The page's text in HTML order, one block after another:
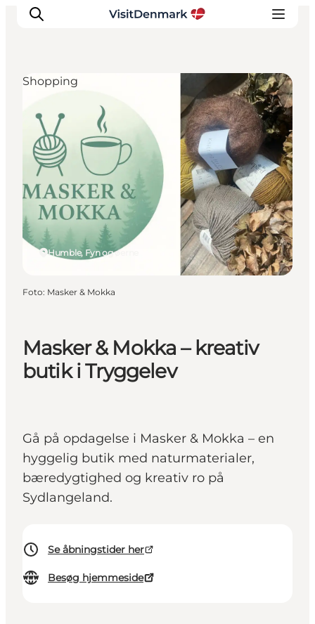
Inspiration
Destinationer
Oplevelser
Overnatning
Planlæg ferien
Masker & Mokka – kreativ
butik i Tryggelev
Gå på opdagelse i Masker & Mokka – en
hyggelig butik med naturmaterialer,
bæredygtighed og kreativ ro på
Sydlangeland.
Se åbningstider her
Besøg hjemmeside
Humble, Fyn og øerne
Shopping
Foto: Masker & Mokka